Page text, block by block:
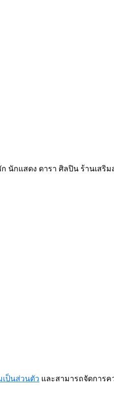
กแสดง ดารา ศิลปิน ร้านเสริม
เป็นส่วนตัว และสามารถจัดการ